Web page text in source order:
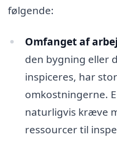
følgende:
Omfanget af
den bygning eller
inspiceres, har
omkostningerne.
naturligvis kræve
ressourcer til